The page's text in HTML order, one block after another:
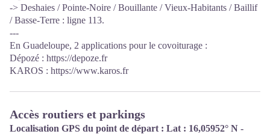
-> Deshaies / Pointe-Noire / Bouillante / Vieux-Habitants / Baillif
/ Basse-Terre : ligne 113.
---
En Guadeloupe, 2 applications pour le covoiturage :
Dépozé : https://depoze.fr
KAROS : https://www.karos.fr
Accès routiers et parkings
Localisation GPS du point de départ : Lat : 16,05952° N -